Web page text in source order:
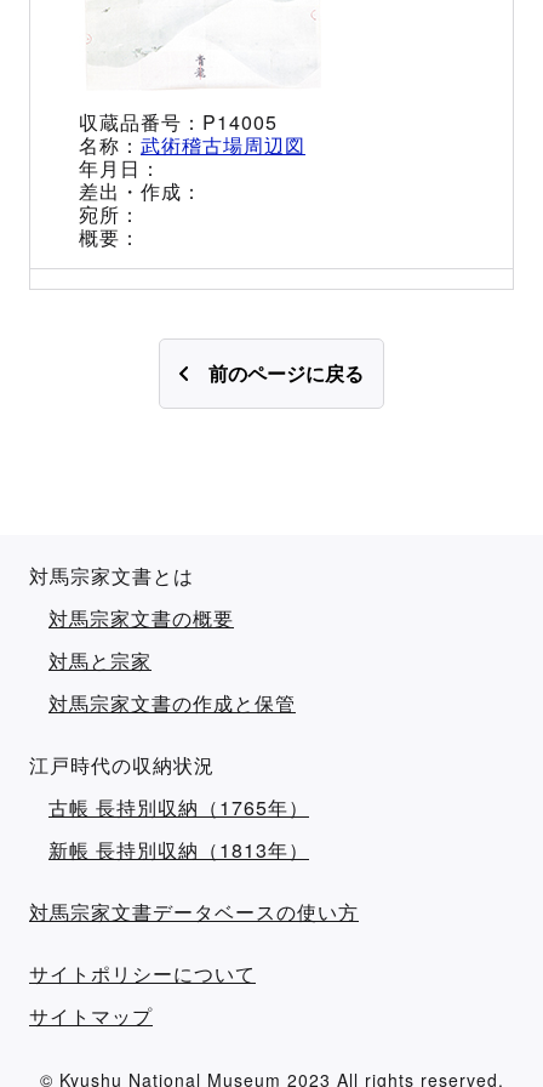
P14005
武術稽古場周辺図
前のページに戻る
対馬宗家文書とは
対馬宗家文書の概要
対馬と宗家
対馬宗家文書の作成と保管
江戸時代の収納状況
古帳 長持別収納（1765年）
新帳 長持別収納（1813年）
対馬宗家文書データベースの使い方
サイトポリシーについて
サイトマップ
© Kyushu National Museum 2023 All rights reserved.